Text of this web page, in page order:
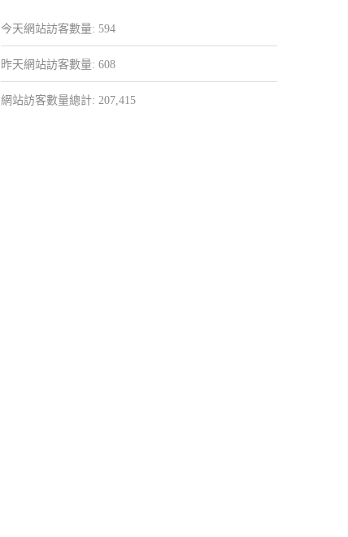
今天網站訪客數量: 594
昨天網站訪客數量: 608
網站訪客數量總計: 207,415